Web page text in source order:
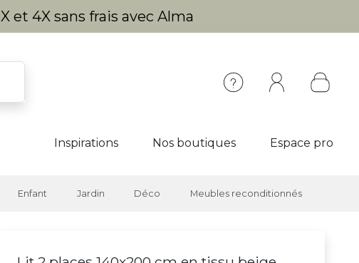
et 4X sans frais avec Alma
Inspirations Nos boutiques Espace pro
Enfant Jardin Déco Meubles reconditionnés